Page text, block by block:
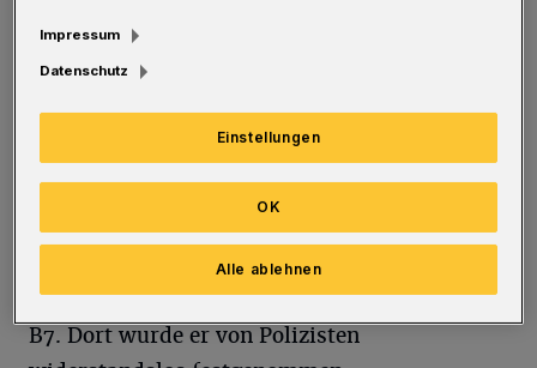
Der 53-Jährige hatte in der Schwebebahn einen
bislang Unbekannten angeschrien. „Dabei hielt
er ein Messer bedrohlich in der Hand“, teilte
die Polizei am Vormittag mit. An der
Haltestelle Landgericht verließ er demnach die
Bahn und ging von dort aus ohne weitere
Vorkommnisse ins Haus der Integration an der
B7. Dort wurde er von Polizisten
Impressum
Datenschutz
Einstellungen
Alle ablehnen
OK